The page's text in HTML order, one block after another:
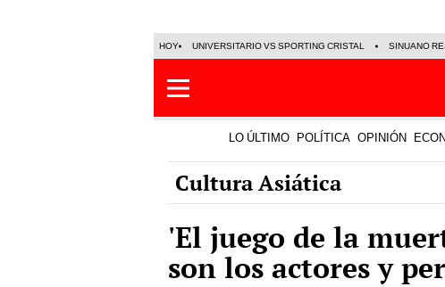
HOY UNIVERSITARIO VS SPORTING CRISTAL SINUANO
LO ÚLTIMO POLÍTICA OPINIÓN
Cultura Asiática
'El juego de la
son los actores y